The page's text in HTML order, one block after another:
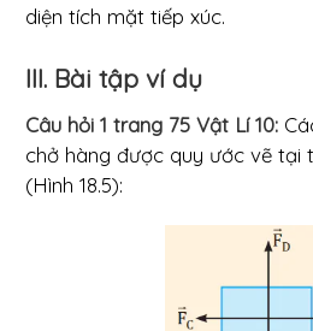
diện tích mặt tiếp xúc.
III. Bài tập ví dụ
Câu hỏi 1 trang 75 Vật Lí 10:
chở hàng được quy ước vẽ tại
(Hình 18.5):